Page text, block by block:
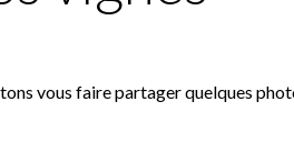
vous faire partager quelques